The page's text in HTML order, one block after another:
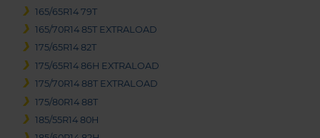
165/65R14 79T
165/70R14 85T EXTRALOAD
175/65R14 82T
175/65R14 86H EXTRALOAD
175/70R14 88T EXTRALOAD
175/80R14 88T
185/55R14 80H